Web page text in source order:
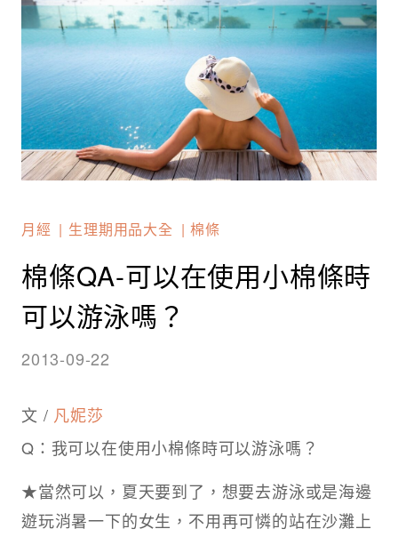
月經 生理期用品大全 棉條
棉條QA-可以在使用小棉條時
可以游泳嗎？
2013-09-22
文 / 凡妮莎
Q：我可以在使用小棉條時可以游泳嗎？
★當然可以，夏天要到了，想要去游泳或是海邊
遊玩消暑一下的女生，不用再可憐的站在沙灘上